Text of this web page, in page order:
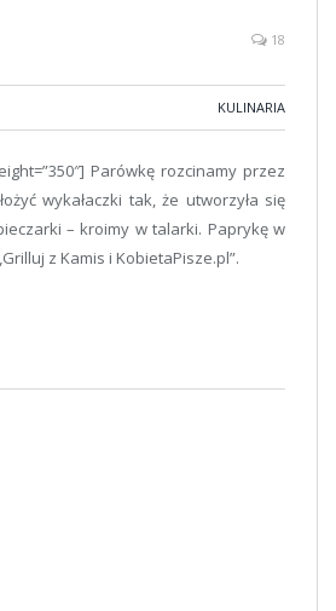
18
KULINARIA
Parówkę rozcinamy przez
wykałaczki tak, że utworzyła się
– kroimy w talarki. Paprykę w
z Kamis i KobietaPisze.pl”.